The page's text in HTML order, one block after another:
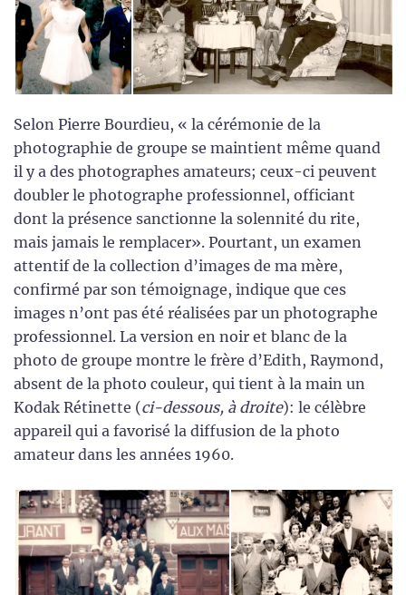
Selon Pierre Bourdieu, « la cérémonie de la
photographie de groupe se maintient même quand
il y a des photographes amateurs; ceux-ci peuvent
doubler le photographe professionnel, officiant
dont la présence sanctionne la solennité du rite,
mais jamais le remplacer». Pourtant, un examen
attentif de la collection d’images de ma mère,
confirmé par son témoignage, indique que ces
images n’ont pas été réalisées par un photographe
professionnel. La version en noir et blanc de la
photo de groupe montre le frère d’Edith, Raymond,
absent de la photo couleur, qui tient à la main un
Kodak Rétinette (ci-dessous, à droite): le célèbre
appareil qui a favorisé la diffusion de la photo
amateur dans les années 1960.